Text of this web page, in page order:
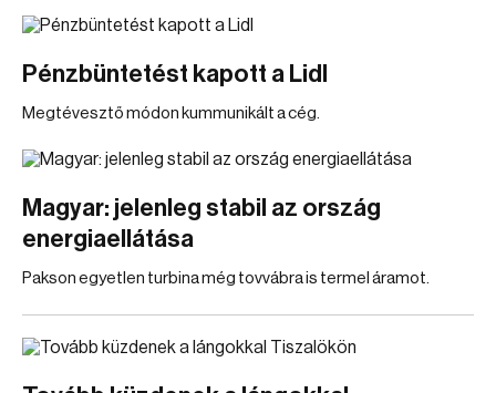
Pénzbüntetést kapott a Lidl
Megtévesztő módon kummunikált a cég.
Magyar: jelenleg stabil az ország
energiaellátása
Pakson egyetlen turbina még tovvábra is termel áramot.